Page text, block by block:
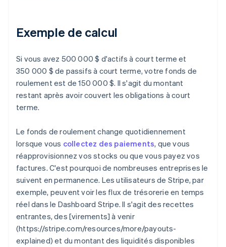
Exemple de calcul
Si vous avez 500 000 $ d'actifs à court terme et
350 000 $ de passifs à court terme, votre fonds de
roulement est de 150 000 $. Il s'agit du montant
restant après avoir couvert les obligations à court
terme.
Le fonds de roulement change quotidiennement
lorsque vous collectez des paiements, que vous
réapprovisionnez vos stocks ou que vous payez vos
factures. C'est pourquoi de nombreuses entreprises le
suivent en permanence. Les utilisateurs de Stripe, par
exemple, peuvent voir les flux de trésorerie en temps
réel dans le Dashboard Stripe. Il s'agit des recettes
entrantes, des [virements] à venir
(https://stripe.com/resources/more/payouts-
explained) et du montant des liquidités disponibles